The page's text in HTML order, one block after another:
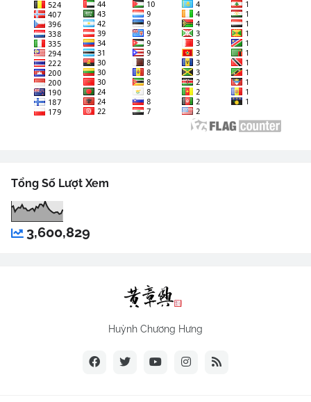
Tổng Số Lượt Xem
3,600,829
Huỳnh Chương Hưng